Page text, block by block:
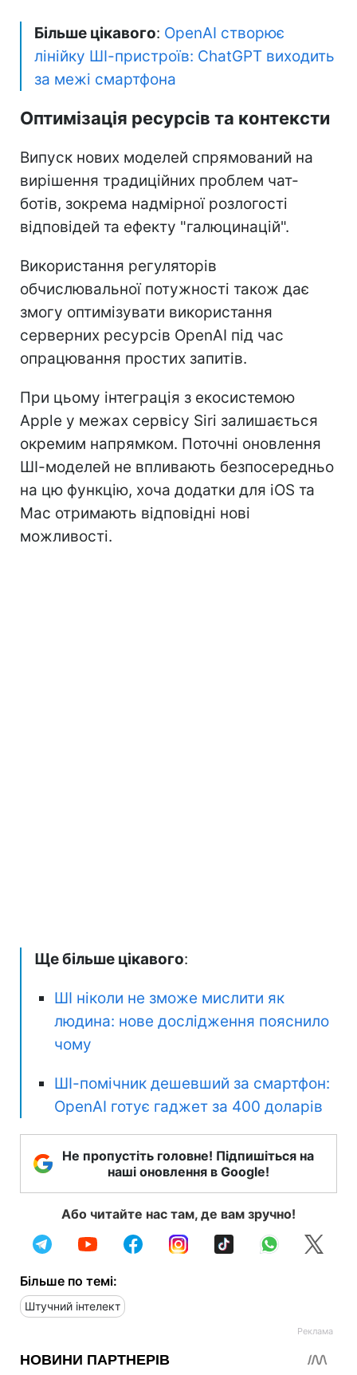
Більше цікавого: OpenAI створює
лінійку ШІ-пристроїв: ChatGPT виходить
за межі смартфона
Оптимізація ресурсів та контексти
Випуск нових моделей спрямований на
вирішення традиційних проблем чат-
ботів, зокрема надмірної розлогості
відповідей та ефекту "галюцинацій".
Використання регуляторів
обчислювальної потужності також дає
змогу оптимізувати використання
серверних ресурсів OpenAI під час
опрацювання простих запитів.
При цьому інтеграція з екосистемою
Apple у межах сервісу Siri залишається
окремим напрямком. Поточні оновлення
ШІ-моделей не впливають безпосередньо
на цю функцію, хоча додатки для iOS та
Mac отримають відповідні нові
можливості.
Ще більше цікавого:
ШІ ніколи не зможе мислити як
людина: нове дослідження пояснило
чому
ШІ-помічник дешевший за смартфон:
OpenAI готує гаджет за 400 доларів
Не пропустіть головне! Підпишіться на
наші оновлення в Google!
Або читайте нас там, де вам зручно!
Більше по темі:
Штучний інтелект